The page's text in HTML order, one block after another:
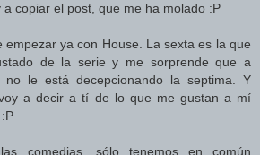
a copiar el post, que me ha molado :P
empezar ya con House. La sexta es la que
de la serie y me sorprende que a
no le está decepcionando la septima. Y
a decir a tí de lo que me gustan a mí
comedias, sólo tenemos en común